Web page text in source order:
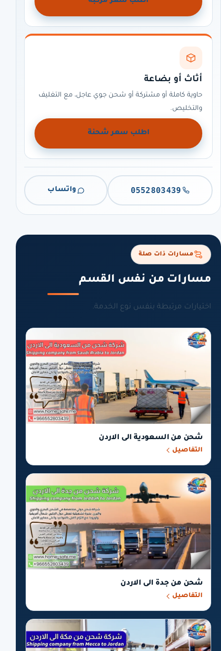
أثاث أو بضاعة
حاوية كاملة أو مشتركة أو شحن جوي عاجل، مع التغليف
والتخليص.
اطلب سعر شحنة
0552803439 واتساب
مسارات ذات صلة
مسارات من نفس القسم
اختيارات مرتبطة بنفس نوع الخدمة.
شحن من السعودية الى الاردن
التفاصيل
شحن من جدة الى الاردن
التفاصيل